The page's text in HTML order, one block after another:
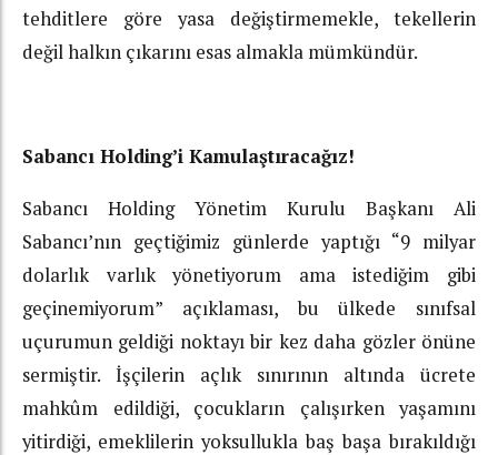
tehditlere göre yasa değiştirmemekle, tekellerin
değil halkın çıkarını esas almakla mümkündür.
Sabancı Holding’i Kamulaştıracağız!
Sabancı Holding Yönetim Kurulu Başkanı Ali
Sabancı’nın geçtiğimiz günlerde yaptığı “9 milyar
dolarlık varlık yönetiyorum ama istediğim gibi
geçinemiyorum” açıklaması, bu ülkede sınıfsal
uçurumun geldiği noktayı bir kez daha gözler önüne
sermiştir. İşçilerin açlık sınırının altında ücrete
mahkûm edildiği, çocukların çalışırken yaşamını
yitirdiği, emeklilerin yoksullukla baş başa bırakıldığı